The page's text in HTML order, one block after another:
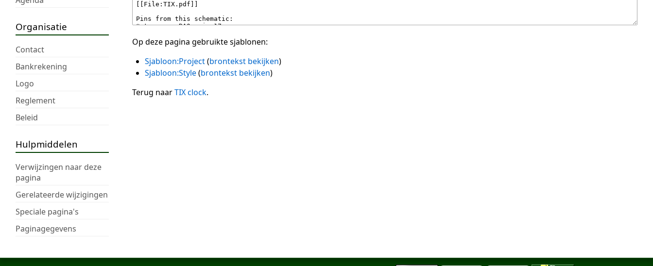
Organisatie
Contact
Bankrekening
Logo
Reglement
Beleid
Hulpmiddelen
Verwijzingen naar deze
pagina
Gerelateerde wijzigingen
Speciale pagina's
Paginagegevens
Op deze pagina gebruikte sjablonen:
Sjabloon:Project(brontekst bekijken)
Sjabloon:Style(brontekst bekijken)
Terug naarTIX clock.